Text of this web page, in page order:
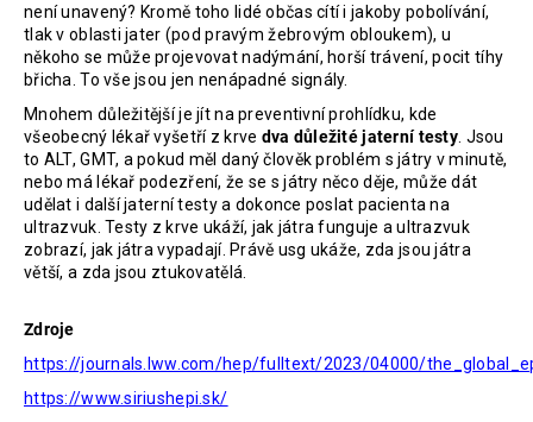
není unavený? Kromě toho lidé občas cítí i jakoby pobolívání,
tlak v oblasti jater (pod pravým žebrovým obloukem), u
někoho se může projevovat nadýmání, horší trávení, pocit tíhy
břicha. To vše jsou jen nenápadné signály.
Mnohem důležitější je jít na preventivní prohlídku, kde
všeobecný lékař vyšetří z krve dva důležité jaterní testy. Jsou
to ALT, GMT, a pokud měl daný člověk problém s játry v minutě,
nebo má lékař podezření, že se s játry něco děje, může dát
udělat i další jaterní testy a dokonce poslat pacienta na
ultrazvuk. Testy z krve ukáží, jak játra funguje a ultrazvuk
zobrazí, jak játra vypadají. Právě usg ukáže, zda jsou játra
větší, a zda jsou ztukovatělá.
Zdroje
https://journals.lww.com/hep/fulltext/2023/04000/
https://www.siriushepi.sk/